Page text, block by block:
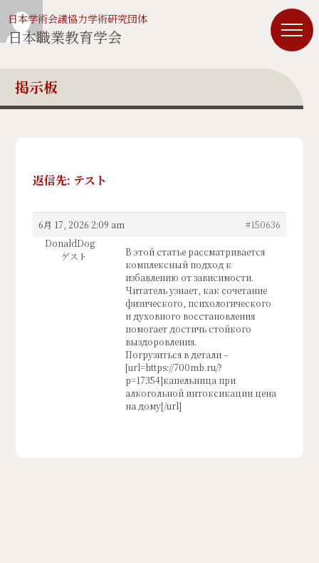
日本学術会議協力学術研究団体
日本職業教育学会
掲示板
返信先: テスト
6月 17, 2026 2:09 am
#150636
DonaldDog
ゲスト
В этой статье рассматривается
комплексный подход к
избавлению от зависимости.
Читатель узнает, как сочетание
физического, психологического
и духовного восстановления
помогает достичь стойкого
выздоровления.
Погрузиться в детали –
[url=https://700mb.ru/?
p=17354]капельница при
алкогольной интоксикации цена
на дому[/url]